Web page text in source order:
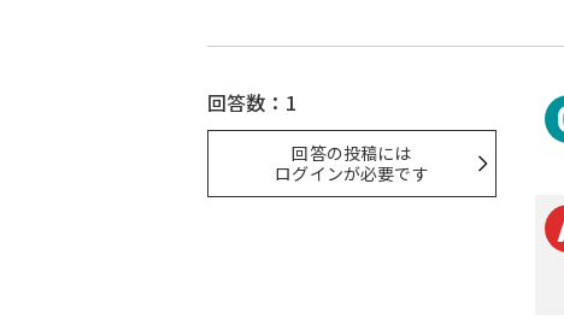
回答数：1
回答の投稿には
ログインが必要です